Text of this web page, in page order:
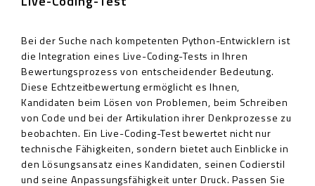
Bei der Suche nach kompetenten Python-Entwicklern ist
die Integration eines Live-Coding-Tests in Ihren
Bewertungsprozess von entscheidender Bedeutung.
Diese Echtzeitbewertung ermöglicht es Ihnen,
Kandidaten beim Lösen von Problemen, beim Schreiben
von Code und bei der Artikulation ihrer Denkprozesse zu
beobachten. Ein Live-Coding-Test bewertet nicht nur
technische Fähigkeiten, sondern bietet auch Einblicke in
den Lösungsansatz eines Kandidaten, seinen Codierstil
und seine Anpassungsfähigkeit unter Druck. Passen Sie